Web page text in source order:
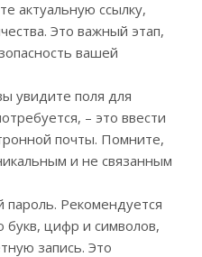
актуальную ссылку,
Это важный этап,
вашей
увидите поля для
– это ввести
почты. Помните,
и не связанным
Рекомендуется
букв, цифр и символов,
запись. Это